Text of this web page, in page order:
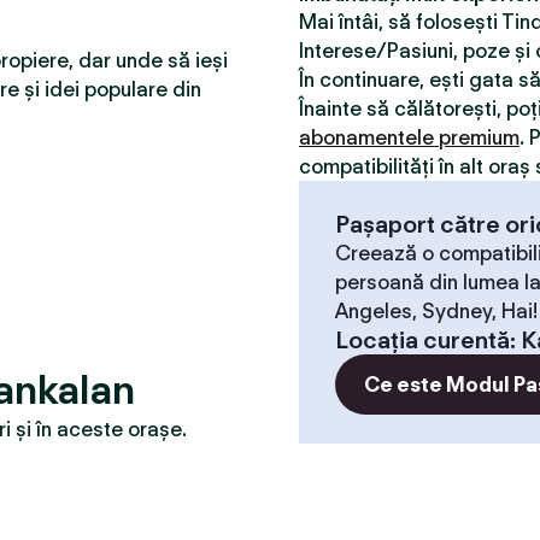
dar unde să ieși
și idei populare din
și în aceste orașe.
Mai întâi, să folosești
Interese/Pasiuni, poze
În continuare, ești gata
Înainte să călătorești,
abonamentele premium.
compatibilităţi în alt oraș
Pașaport către
Creează o
persoană din lumea
Angeles, Sydney, Hai!
Locaţia curentă:
Ce este Modul